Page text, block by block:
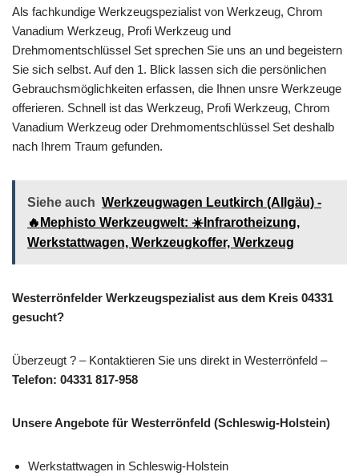
Als fachkundige Werkzeugspezialist von Werkzeug, Chrom
Vanadium Werkzeug, Profi Werkzeug und
Drehmomentschlüssel Set sprechen Sie uns an und begeistern
Sie sich selbst. Auf den 1. Blick lassen sich die persönlichen
Gebrauchsmöglichkeiten erfassen, die Ihnen unsre Werkzeuge
offerieren. Schnell ist das Werkzeug, Profi Werkzeug, Chrom
Vanadium Werkzeug oder Drehmomentschlüssel Set deshalb
nach Ihrem Traum gefunden.
Siehe auch Werkzeugwagen Leutkirch (Allgäu) -
🔥Mephisto Werkzeugwelt: ☀️Infrarotheizung,
Werkstattwagen, Werkzeugkoffer, Werkzeug
Westerrönfelder Werkzeugspezialist aus dem Kreis 04331
gesucht?
Überzeugt ? – Kontaktieren Sie uns direkt in Westerrönfeld –
Telefon: 04331 817-958
Unsere Angebote für Westerrönfeld (Schleswig-Holstein)
Werkstattwagen in Schleswig-Holstein